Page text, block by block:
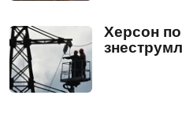
Херсон